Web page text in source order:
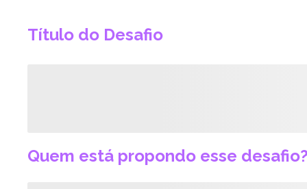
Título do Desafio
Quem está propondo esse